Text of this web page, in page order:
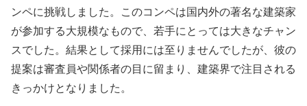
ンペに挑戦しました。このコンペは国内外の著名な建築家
が参加する大規模なもので、若手にとっては大きなチャン
スでした。結果として採用には至りませんでしたが、彼の
提案は審査員や関係者の目に留まり、建築界で注目される
きっかけとなりました。